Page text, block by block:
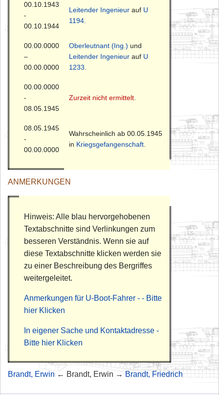
00.10.1943
-
00.10.1944
Leitender Ingenieur auf U
1194.
00.00.0000
–
00.00.0000
Oberleutnant (Ing.) und
Leitender Ingenieur auf U
1233.
00.00.0000
-
08.05.1945
Zurzeit nicht ermittelt.
08.05.1945
-
00.00.0000
Wahrscheinlich ab 00.05.1945
in Kriegsgefangenschaft.
ANMERKUNGEN
Hinweis: Alle blau hervorgehobenen
Textabschnitte sind Verlinkungen zum
besseren Verständnis. Wenn sie auf
diese Textabschnitte klicken werden sie
zu einer Beschreibung des Bergriffes
weitergeleitet.
Anmerkungen für U-Boot-Fahrer - - Bitte
hier Klicken
In eigener Sache und Kontaktadresse -
Bitte hier Klicken
Brandt, Erwin ← Brandt, Erwin → Brandt, Friedrich